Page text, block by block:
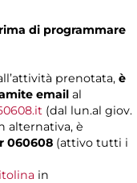
di programmare
prenotata, è
email al
(dal lun.al giov.
alternativa, è
060608 (attivo tutti i
in